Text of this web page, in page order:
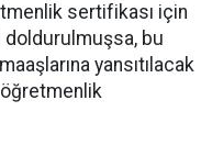
sertifikası için
doldurulmuşsa, bu
yansıtılacak